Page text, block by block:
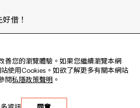
善您的瀏覽體驗。如果您繼續瀏覽本網
使用Cookies。如欲了解更多有關本網站
閱私隱政策聲明 。
借！